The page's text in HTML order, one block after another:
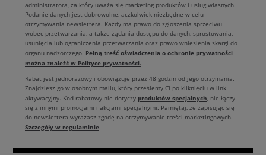
administratora, za który uważa się marketing produktów i usług własnych.
Podanie danych jest dobrowolne, aczkolwiek niezbędne w celu
otrzymywania newslettera. Każdy ma prawo do zgłoszenia sprzeciwu
wobec przetwarzania, a także żądania dostępu do danych, sprostowania,
usunięcia lub ograniczenia przetwarzania oraz prawo wniesienia skargi do
organu nadzorczego. Pełną treść oświadczenia o ochronie prywatności
można znaleźć w Polityce prywatności.
Rabat jest jednorazowy i obowiązuje przez 48 godzin od jego otrzymania.
Znajdziesz go w osobnym mailu, który prześlemy Ci po kliknięciu w link
aktywacyjny. Kod rabatowy nie dotyczy produktów specjalnych, nie łączy
się z innymi promocjami i akcjami specjalnymi. Pamiętaj, że zapisując się
do newslettera wyrażasz zgodę na otrzymywanie treści marketingowych.
Szczegóły w regulaminie.